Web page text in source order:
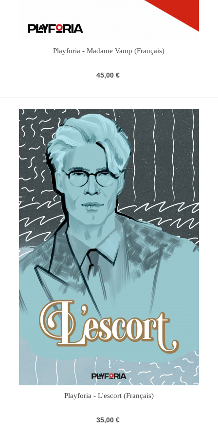
Playforia - Madame Vamp (Français)
45,00 €
Playforia - L'escort (Français)
35,00 €